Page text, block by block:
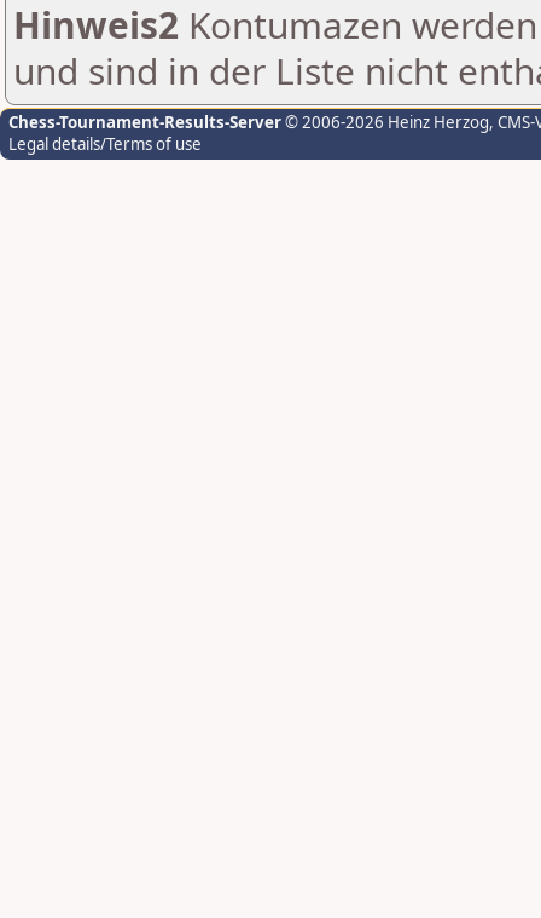
Hinweis2 Kontumazen
und sind in der Liste nicht
Chess-Tournament-Results-Server© 2006-2026 Heinz Herzog,
Legal details/Terms of use